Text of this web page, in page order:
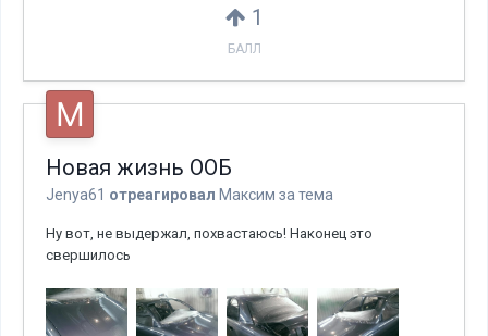
1
БАЛЛ
Новая жизнь ООБ
Jenya61 отреагировал Максим за тема
Ну вот, не выдержал, похвастаюсь! Наконец это
свершилось